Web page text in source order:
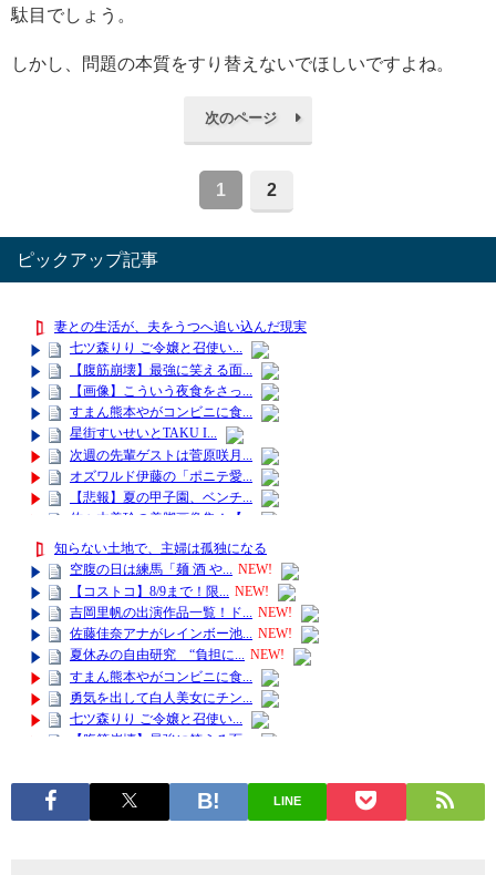
駄目でしょう。
しかし、問題の本質をすり替えないでほしいですよね。
次のページ
1 2
ピックアップ記事
LINE